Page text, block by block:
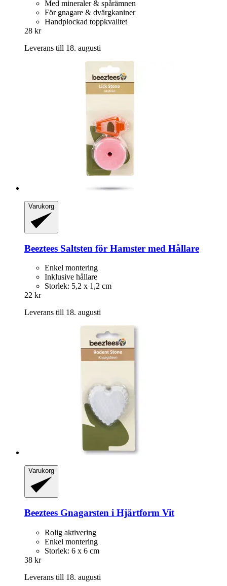
Med mineraler & spårämnen
För gnagare & dvärgkaniner
Handplockad toppkvalitet
28 kr
Leverans till 18. augusti
Varukorg
Beeztees Saltsten för Hamster med Hållare
Enkel montering
Inklusive hållare
Storlek: 5,2 x 1,2 cm
22 kr
Leverans till 18. augusti
Varukorg
Beeztees Gnagarsten i Hjärtform Vit
Rolig aktivering
Enkel montering
Storlek: 6 x 6 cm
38 kr
Leverans till 18. augusti